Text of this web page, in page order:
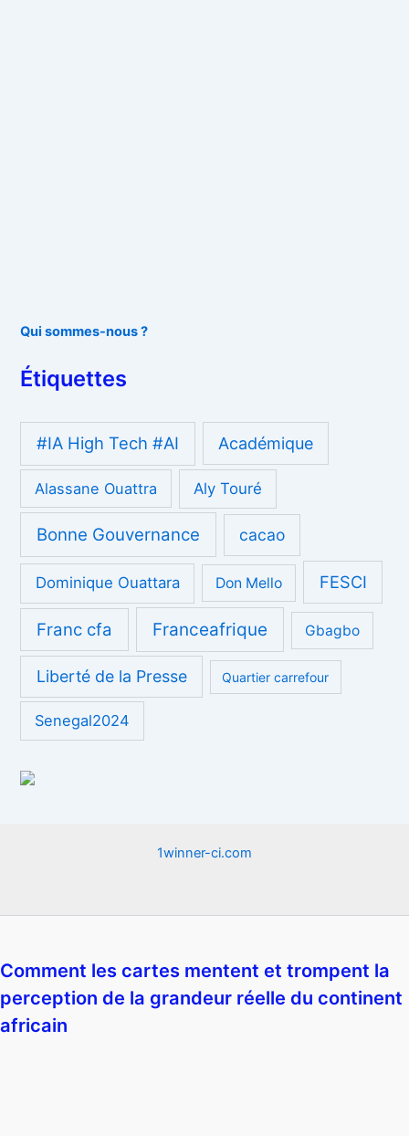
Qui sommes-nous ?
Étiquettes
#IA High Tech #AI Académique
Alassane Ouattra Aly Touré
Bonne Gouvernance cacao
Dominique Ouattara Don Mello FESCI
Franc cfa Franceafrique Gbagbo
Liberté de la Presse Quartier carrefour
Senegal2024
1winner-ci.com
Comment les cartes mentent et trompent la
perception de la grandeur réelle du continent
africain